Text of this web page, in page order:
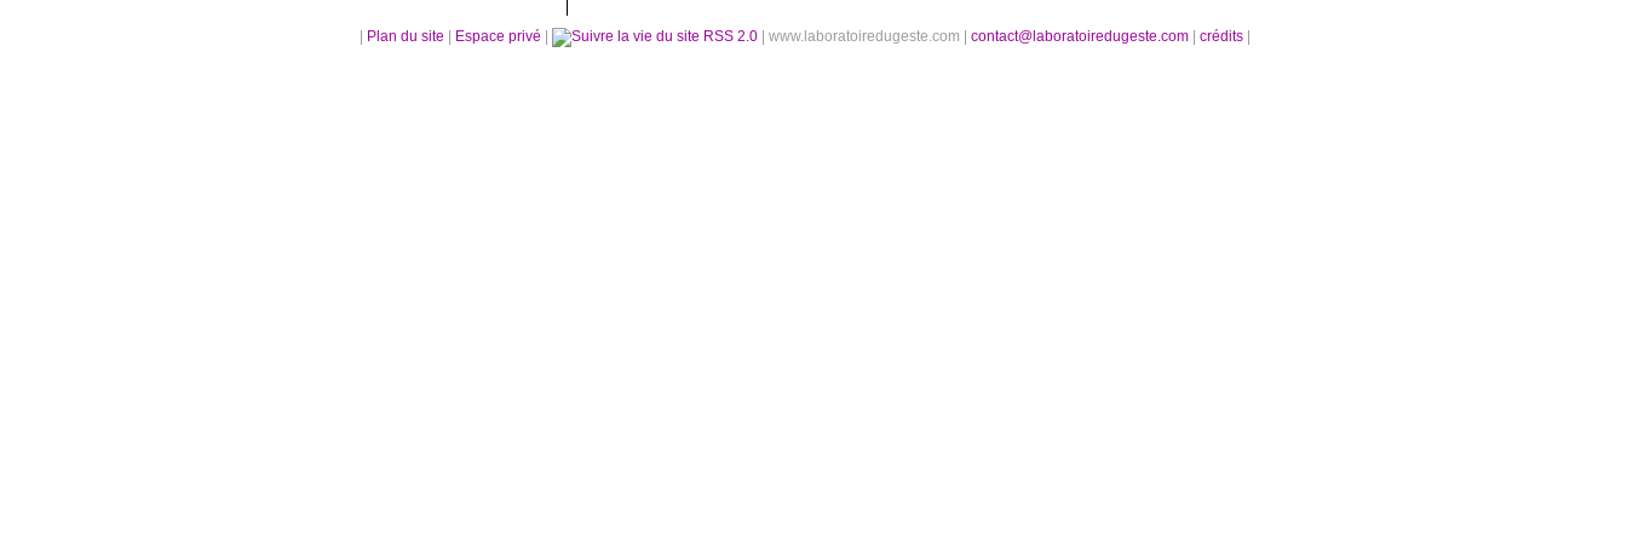
Plan du site Espace privé RSS 2.0 | www.laboratoiredugeste.com | contact@laboratoiredugeste.com crédits